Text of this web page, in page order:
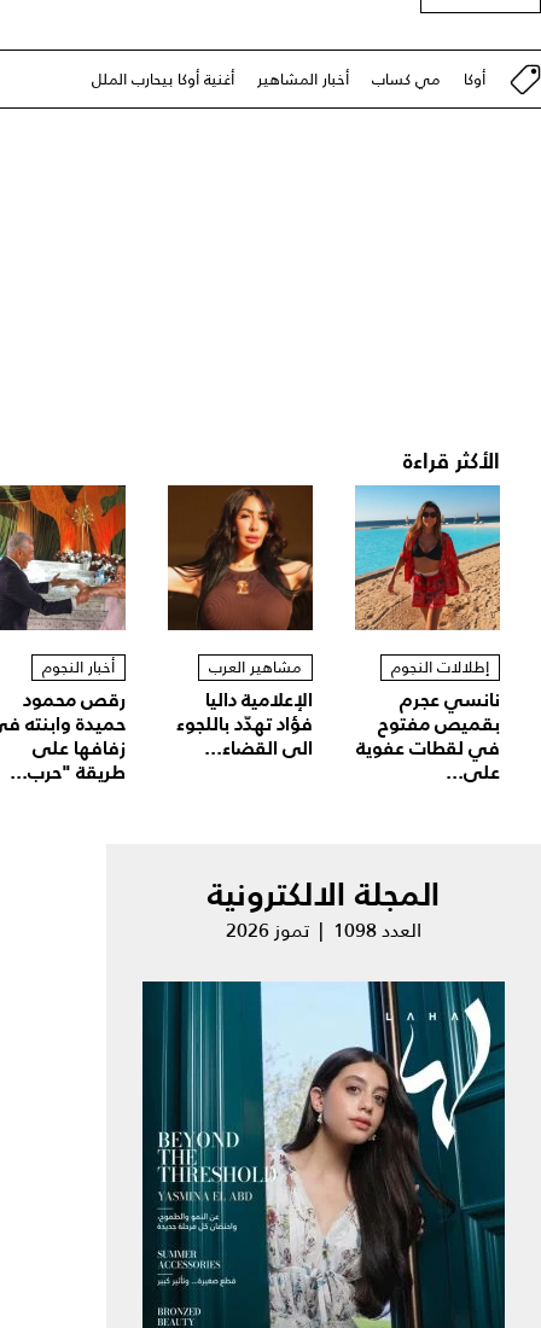
أوكا مي كساب أخبار المشاهير أغنية أوكا بيحارب الملل
الأكثر قراءة
إطلالات النجوم
نانسي عجرم
بقميص مفتوح
في لقطات عفوية
على...
مشاهير العرب
الإعلامية داليا
فؤاد تهدّد باللجوء
الى القضاء...
أخبار النجوم
رقص محمود
حميدة وابنته
زفافها على
طريقة "حرب...
المجلة الالكترونية
العدد 1098 | تموز 2026